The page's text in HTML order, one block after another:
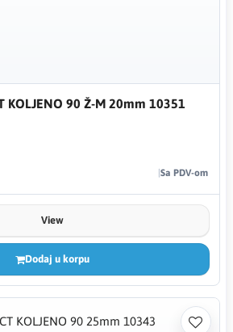
KOLJENO 90 Ž-M 20mm 10351
Sa PDV-om
View
Dodaj u korpu